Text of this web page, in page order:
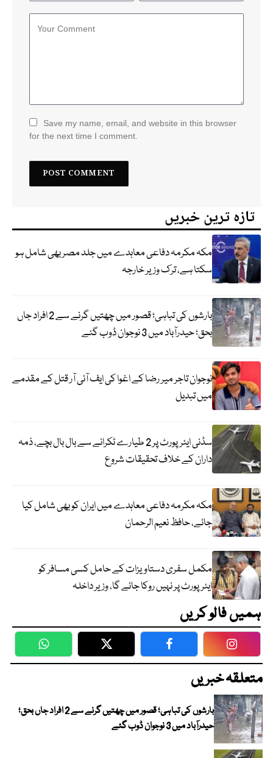
Save my name, email, and website in this browser
for the next time I comment.
تازہ ترین خبریں
مکہ مکرمہ دفاعی معاہدے میں جلد مصر بھی شامل ہو
سکتا ہے، ترک وزیر خارجہ
بارشوں کی تباہی؛ قصور میں چھتیں گرنے سے 2 افراد جاں
بحق؛ حیدرآباد میں 3 نوجوان ڈوب گئے
نوجوان تاجر میر رضا کے اغوا کی ایف آئی آر قتل کے مقدمے
میں تبدیل
سڈنی ایئرپورٹ پر 2 طیارے ٹکرانے سے بال بال بچے، ذمہ
داران کے خلاف تحقیقات شروع
مکہ مکرمہ دفاعی معاہدے میں ایران کو بھی شامل کیا
جائے، حافظ نعیم الرحمان
مکمل سفری دستاویزات کے حامل کسی مسافر کو
ایئرپورٹ پر نہیں روکا جائے گا، وزیر داخلہ
ہمیں فالو کریں
WhatsApp Twitter Facebook
متعلقہ خبریں
بارشوں کی تباہی؛ قصور میں چھتیں گرنے سے 2 افراد جاں بحق؛
حیدرآباد میں 3 نوجوان ڈوب گئے